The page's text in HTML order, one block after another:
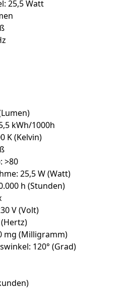
25,5 Watt
kWh/1000h
K (Kelvin)
>80
25,5 W (Watt)
h (Stunden)
V (Volt)
mg (Milligramm)
120° (Grad)